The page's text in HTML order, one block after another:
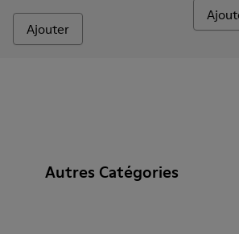
Ajouter
Autres Catégories